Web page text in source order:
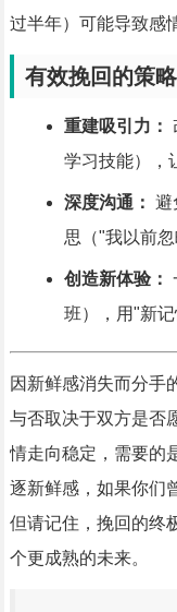
过半年）可能导致感
有效挽回的策略
重建吸引力：
学习技能），
深度沟通： 避
思（"我以前
创造新体验：
班），用"新记
因新鲜感消失而分手
与否取决于双方是否
情走向稳定，需要的
逐新鲜感，如果你
但请记住，挽回的终
个更成熟的未来。